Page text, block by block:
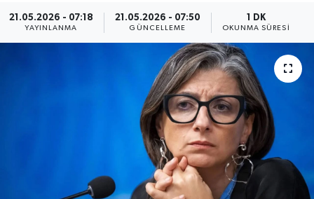
21.05.2026 - 07:18
YAYINLANMA
21.05.2026 - 07:50
GÜNCELLEME
1 DK
OKUNMA SÜRESI
Spor